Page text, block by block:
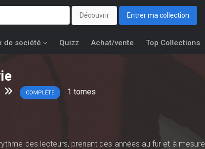
Découvrir Entrer ma collection
de société Quizz Achat/vente Top Collections
COMPLÈTE 1 tomes
des lecteurs, prenant des années au fur et à mesure